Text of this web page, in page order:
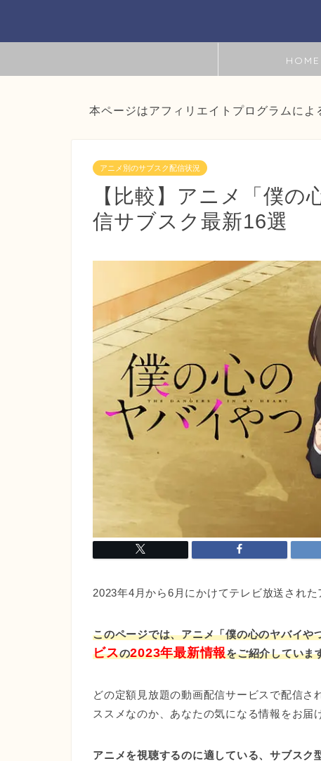
HOME
本ページはアフィリエイトプログラムによ
アニメ別のサブスク配信状況
【比較】アニメ「僕
信サブスク最新16選
2023年4月から6月にかけてテレビ放送された
このページでは、アニメ「僕の心のヤバイや
ビスの2023年最新情報をご紹介していま
どの定額見放題の動画配信サービスで配信
ススメなのか、あなたの気になる情報をお届
アニメを視聴するのに適している、サブス